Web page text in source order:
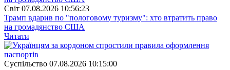
Свiт 07.08.2026 10:56:23
Трамп вдарив по "пологовому туризму": хто втратить право
на громадянство США
Читати
Суспiльство 07.08.2026 10:15:00